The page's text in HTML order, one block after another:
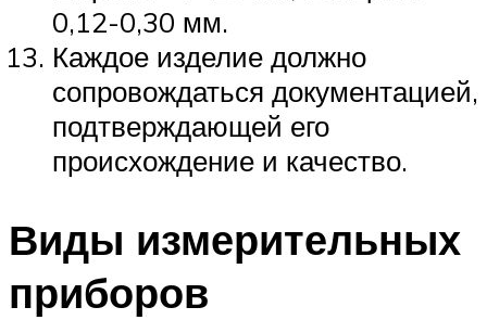
0,12-0,30 мм.
Каждое изделие должно
сопровождаться документацией,
подтверждающей его
происхождение и качество.
Виды измерительных
приборов